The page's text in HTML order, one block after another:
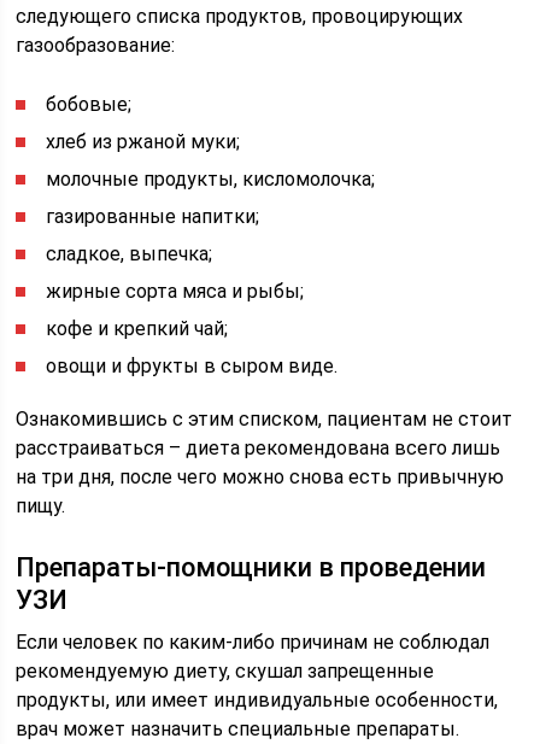
следующего списка продуктов, провоцирующих
газообразование:
бобовые;
хлеб из ржаной муки;
молочные продукты, кисломолочка;
газированные напитки;
сладкое, выпечка;
жирные сорта мяса и рыбы;
кофе и крепкий чай;
овощи и фрукты в сыром виде.
Ознакомившись с этим списком, пациентам не стоит
расстраиваться – диета рекомендована всего лишь
на три дня, после чего можно снова есть привычную
пищу.
Препараты-помощники в проведении
УЗИ
Если человек по каким-либо причинам не соблюдал
рекомендуемую диету, скушал запрещенные
продукты, или имеет индивидуальные особенности,
врач может назначить специальные препараты.